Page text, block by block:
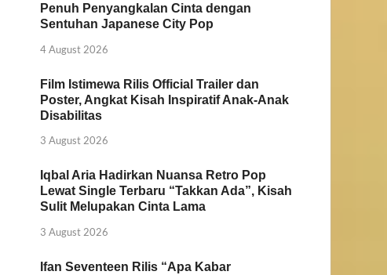
Penuh Penyangkalan Cinta dengan
Sentuhan Japanese City Pop
4 August 2026
Film Istimewa Rilis Official Trailer dan
Poster, Angkat Kisah Inspiratif Anak-Anak
Disabilitas
3 August 2026
Iqbal Aria Hadirkan Nuansa Retro Pop
Lewat Single Terbaru “Takkan Ada”, Kisah
Sulit Melupakan Cinta Lama
3 August 2026
Ifan Seventeen Rilis “Apa Kabar